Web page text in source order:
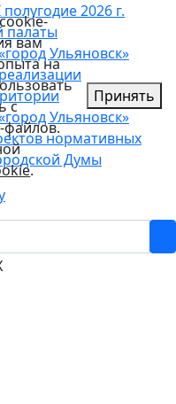
2026 г.
Ульяновск»
Ульяновск»
нормативных
Думы
вам
на
с
файлов.
.
Принять